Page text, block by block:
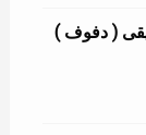
( دفوف )